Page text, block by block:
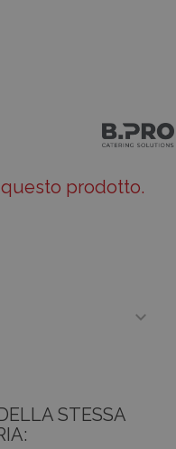
prodotto.

STESSA